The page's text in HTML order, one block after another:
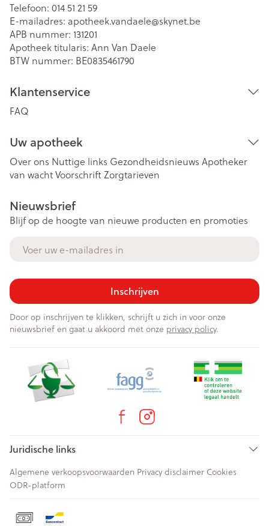
Telefoon: 014 51 21 59
E-mailadres: apotheek.vandaele@skynet.be
APB nummer: 131201
Apotheek titularis: Ann Van Daele
BTW nummer: BE0835461790
Klantenservice
FAQ
Uw apotheek
Over ons Nuttige links Gezondheidsnieuws Apotheker
van wachtVoorschriftZorgtarieven
Nieuwsbrief
Blijf op de hoogte van nieuwe producten en promoties
Inschrijven
Door op inschrijven te klikken, schrijft u zich in voor onze
nieuwsbrief en gaat u akkoord met onze privacy policy.
Juridische links
Algemene verkoopsvoorwaarden Privacy disclaimer Cookies
ODR-platform